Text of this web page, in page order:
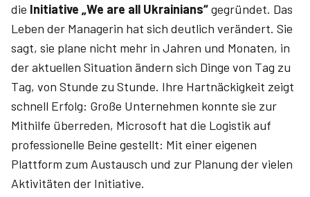
die Initiative „We are all Ukrainians“gegründet. Das
Leben der Managerin hat sich deutlich verändert. Sie
sagt, sie plane nicht mehr in Jahren und Monaten, in
der aktuellen Situation ändern sich Dinge von Tag zu
Tag, von Stunde zu Stunde. Ihre Hartnäckigkeit zeigt
schnell Erfolg: Große Unternehmen konnte sie zur
Mithilfe überreden, Microsoft hat die Logistik auf
professionelle Beine gestellt: Mit einer eigenen
Plattform zum Austausch und zur Planung der vielen
Aktivitäten der Initiative.